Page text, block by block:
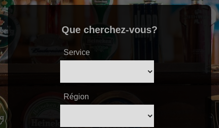
Que cherchez-vous?
Service
Région